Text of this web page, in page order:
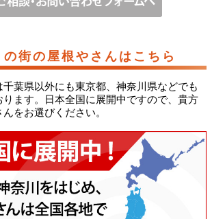
街の屋根やさんはこちら
葉県以外にも東京都、神奈川県などでも
ります。日本全国に展開中ですので、貴方
をお選びください。